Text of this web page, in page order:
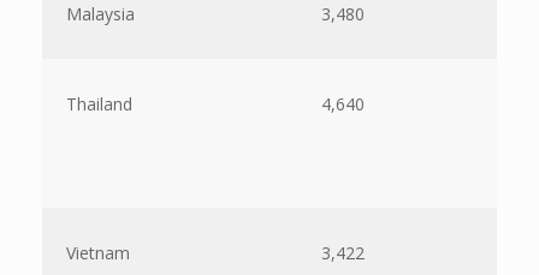
Malaysia 3,480
Thailand 4,640
Vietnam 3,422